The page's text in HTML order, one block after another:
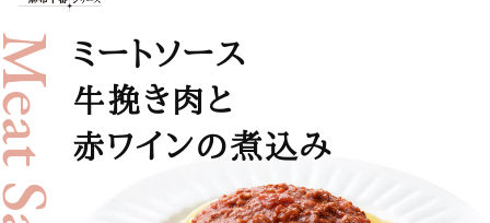
ミートソース
牛挽き肉と
赤ワインの煮込み